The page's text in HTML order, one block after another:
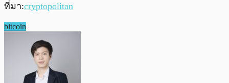
ที่มา:cryptopolitan
bitcoin